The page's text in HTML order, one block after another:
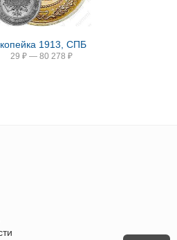
1913, СПБ
29 ₽ — 80 278 ₽